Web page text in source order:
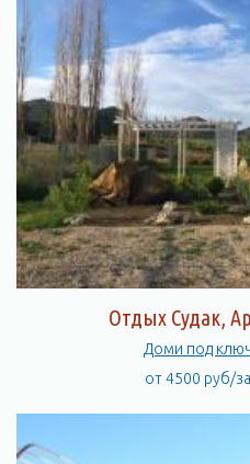
Отдых Судак,
Доми под
от 4500 руб/